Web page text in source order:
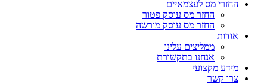
החזרי מס לעצמאיים
החזר מס עוסק פטור
החזר מס עוסק מורשה
אודות
ממליצים עלינו
אנחנו בתקשורת
מידע מקצועי
צרו קשר